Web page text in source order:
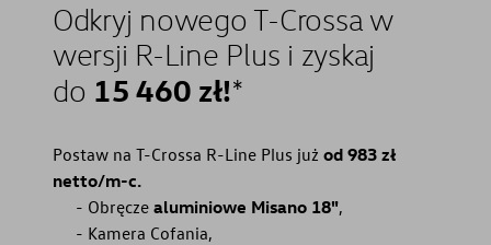
Odkryj nowego T-Crossa w
wersji R-Line Plus i zyskaj
do 15 460 zł!*
Postaw na T-Crossa R-Line Plus już od 983 zł
netto/m-c.⁠
Obręcze aluminiowe Misano 18",
Kamera Cofania,